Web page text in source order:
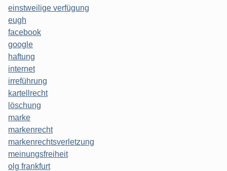
einstweilige verfügung
eugh
facebook
google
haftung
internet
irreführung
kartellrecht
löschung
marke
markenrecht
markenrechtsverletzung
meinungsfreiheit
olg frankfurt